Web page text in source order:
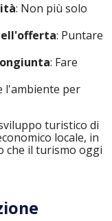
: Non più solo
: Puntare
: Fare
l'ambiente per
turistico di
locale, in
che il turismo oggi